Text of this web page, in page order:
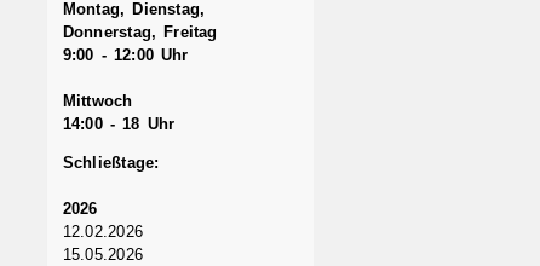
Montag, Dienstag,
Donnerstag, Freitag
9:00 - 12:00 Uhr
Mittwoch
14:00 - 18 Uhr
Schließtage:
2026
12.02.2026
15.05.2026